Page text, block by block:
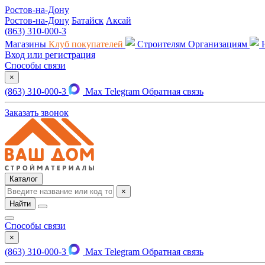
Ростов-на-Дону
Ростов-на-Дону Батайск Аксай
(863) 310-000-3
Магазины Клуб покупателей Строителям Организациям
Вход или регистрация
Способы связи
×
(863) 310-000-3 Max Telegram Обратная связь
Заказать звонок
Каталог
×
Найти
Способы связи
×
(863) 310-000-3 Max Telegram Обратная связь